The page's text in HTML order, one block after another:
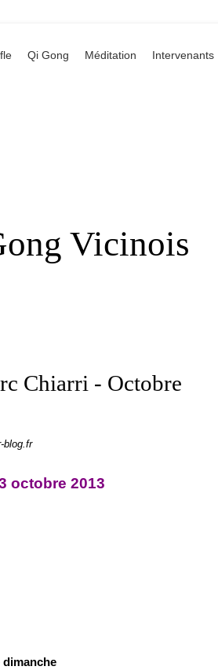
Vicinois
Qi Gong Méditation Intervenants
Chiarri - Octobre
blog.fr
octobre 2013
dimanche